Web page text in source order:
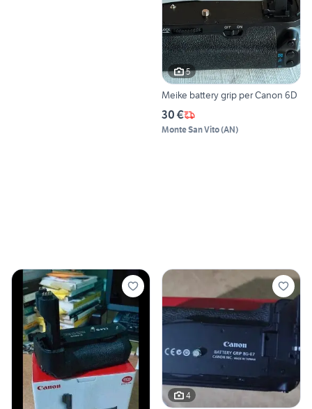
5
Meike battery grip per Canon 6D
30 €
Monte San Vito(AN)
4